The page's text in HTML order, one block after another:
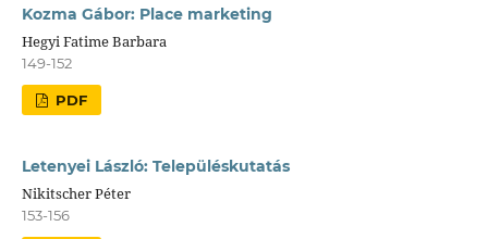
Kozma Gábor: Place marketing
Hegyi Fatime Barbara
149-152
PDF
Letenyei László: Településkutatás
Nikitscher Péter
153-156